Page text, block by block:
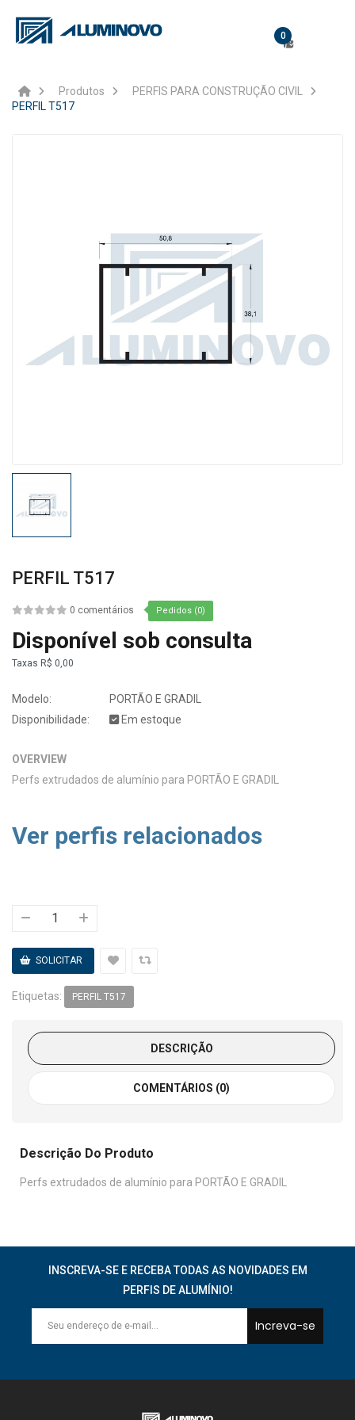
0
Produtos
PERFIS PARA CONSTRUÇÃO CIVIL
PERFIL T517
PERFIL T517
0 comentários Pedidos (0)
Disponível sob consulta
Taxas R$ 0,00
Modelo:
PORTÃO E GRADIL
Disponibilidade:
Em estoque
OVERVIEW
Perfs extrudados de alumínio para PORTÃO E GRADIL
Ver perfis relacionados
Etiquetas: PERFIL T517
DESCRIÇÃO
COMENTÁRIOS (0)
Descrição Do Produto
Perfs extrudados de alumínio para PORTÃO E GRADIL
INSCREVA-SE E RECEBA TODAS AS NOVIDADES EM
PERFIS DE ALUMÍNIO!
Increva-se